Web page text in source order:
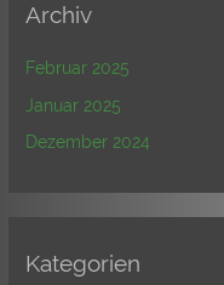
Archiv
Februar 2025
Januar 2025
Dezember 2024
Kategorien